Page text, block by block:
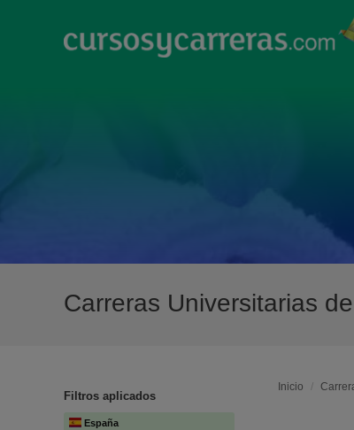
Carreras Universitarias
Filtros aplicados
España
Inicio /